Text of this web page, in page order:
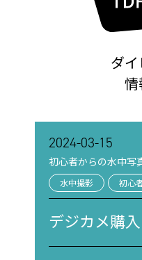
ダ
情
2024-03-15
初心者からの水中写
水中撮影 初心
デジカメ購